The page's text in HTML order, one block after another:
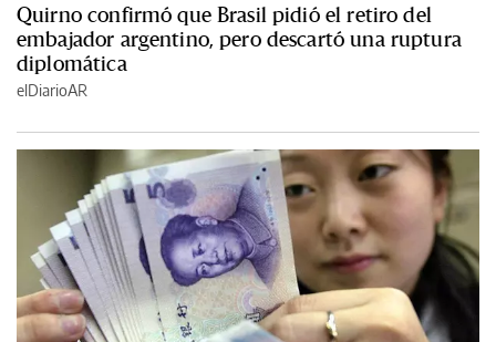
Quirno confirmó que Brasil pidió el retiro del
embajador argentino, pero descartó una ruptura
diplomática
elDiarioAR